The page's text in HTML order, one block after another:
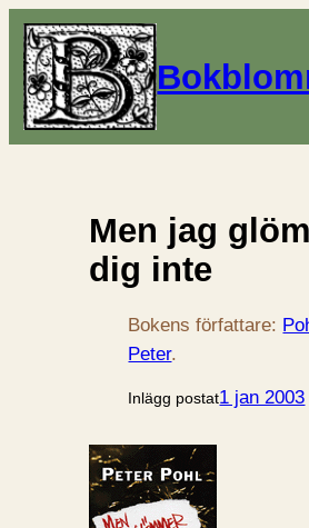
Men jag
dig inte
Bokens författare:
Peter.
Inlägg postat1 jan 2003